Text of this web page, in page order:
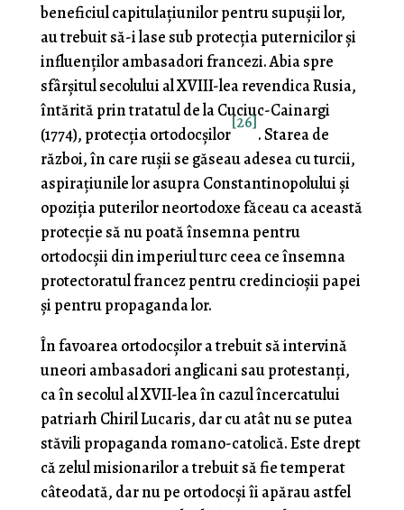
beneficiul capitulațiunilor pentru supuşii lor,
au trebuit să-i lase sub protecţia puternicilor şi
influenţilor ambasadori francezi. Abia spre
sfârşitul secolului al XVIII-lea revendica Rusia,
întărită prin tratatul de la Cuciuc-Cainargi
(1774), protecţia ortodocşilor
[26]
. Starea de
război, în care ruşii se găseau adesea cu turcii,
aspirațiunile lor asupra Constantinopolului şi
opoziţia puterilor neortodoxe făceau ca această
pro­tecţie să nu poată însemna pentru
ortodocşii din imperiul turc ceea ce însemna
protectoratul francez pentru credincioşii papei
şi pentru propaganda lor.
În favoarea ortodocşilor a trebuit să intervină
uneori ambasadori anglicani sau protestanţi,
ca în secolul al XVII-lea în cazul încercatului
patriarh Chiril Lucaris, dar cu atât nu se putea
stăvili propaganda romano-catolică. Este drept
că zelul misionarilor a trebuit să fie temperat
câteodată, dar nu pe ortodocşi îi apărau astfel